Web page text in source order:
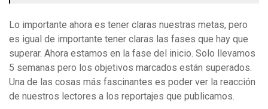
Lo importante ahora es tener claras nuestras metas, pero
es igual de importante tener claras las fases que hay que
superar. Ahora estamos en la fase del inicio. Solo llevamos
5 semanas pero los objetivos marcados están superados.
Una de las cosas más fascinantes es poder ver la reacción
de nuestros lectores a los reportajes que publicamos.